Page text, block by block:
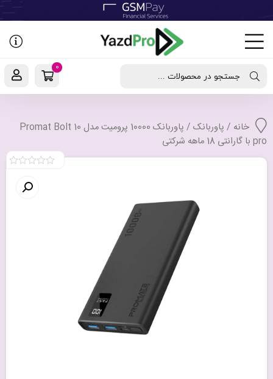
جستجو در محصولات ...
0
خانه / پاوربانک
/ پاوربانک 10000 پرومیت مدل Promat Bolt 10
pro با گارانتی 18 ماهه شرکتی